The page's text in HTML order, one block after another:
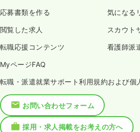
応募書類を作る 気になる
閲覧した求人 スカウト
転職応援コンテンツ 看護師派
MyページFAQ
転職・派遣就業サポート利用規約および個
お問い合わせフォーム
採用・求人掲載をお考えの方へ